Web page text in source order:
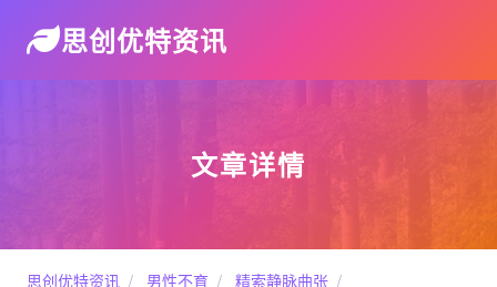
思创优特资讯
文章详情
思创优特资讯 / 男性不育 / 精索静脉曲张 /